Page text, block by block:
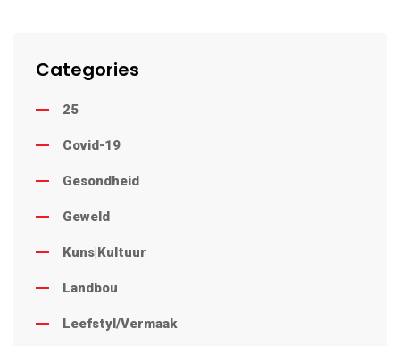
Categories
25
Covid-19
Gesondheid
Geweld
Kuns|Kultuur
Landbou
Leefstyl/Vermaak